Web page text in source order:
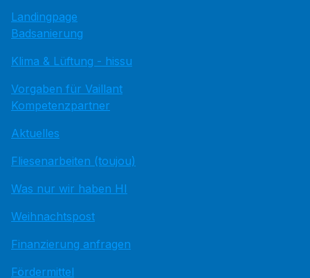
Landingpage
Badsanierung
Klima & Lüftung - hissu
Vorgaben für Vaillant
Kompetenzpartner
Aktuelles
Fliesenarbeiten (toujou)
Was nur wir haben HI
Weihnachtspost
Finanzierung anfragen
Fördermittel